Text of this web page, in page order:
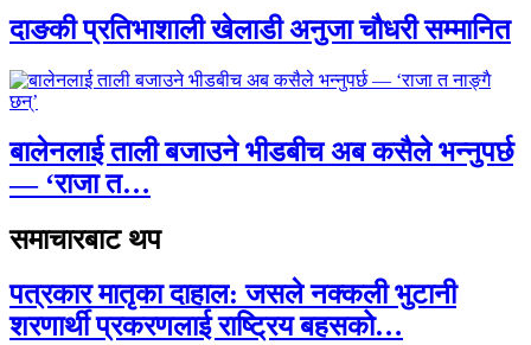
दाङकी प्रतिभाशाली खेलाडी अनुजा चौधरी सम्मानित
बालेनलाई ताली बजाउने भीडबीच अब कसैले भन्नुपर्छ
— ‘राजा त…
समाचारबाट थप
पत्रकार मातृका दाहाल: जसले नक्कली भुटानी
शरणार्थी प्रकरणलाई राष्ट्रिय बहसको…